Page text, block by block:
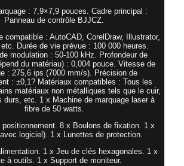
: 7,9×7,9 pouces. Cadre principal :
Panneau de contrôle BJJCZ.
compatible : AutoCAD, CorelDraw, Illustrator,
Durée de vie prévue : 100 000 heures.
modulation : 50-100 kHz. Profondeur de
du matériau) : 0,004 pouce. Vitesse de
: 275,6 ips (7000 mm/s). Précision de
: ±0,1? Matériaux compatibles : Tous les
matériaux non métalliques tels que le cuir,
durs, etc. 1 x Machine de marquage laser à
fibre de 50 watts.
positionnement. 8 x Boulons de fixation. 1 x
logiciel). 1 x Lunettes de protection.
1 x Jeu de clés hexagonales. 1 x
à outils. 1 x Support de moniteur.